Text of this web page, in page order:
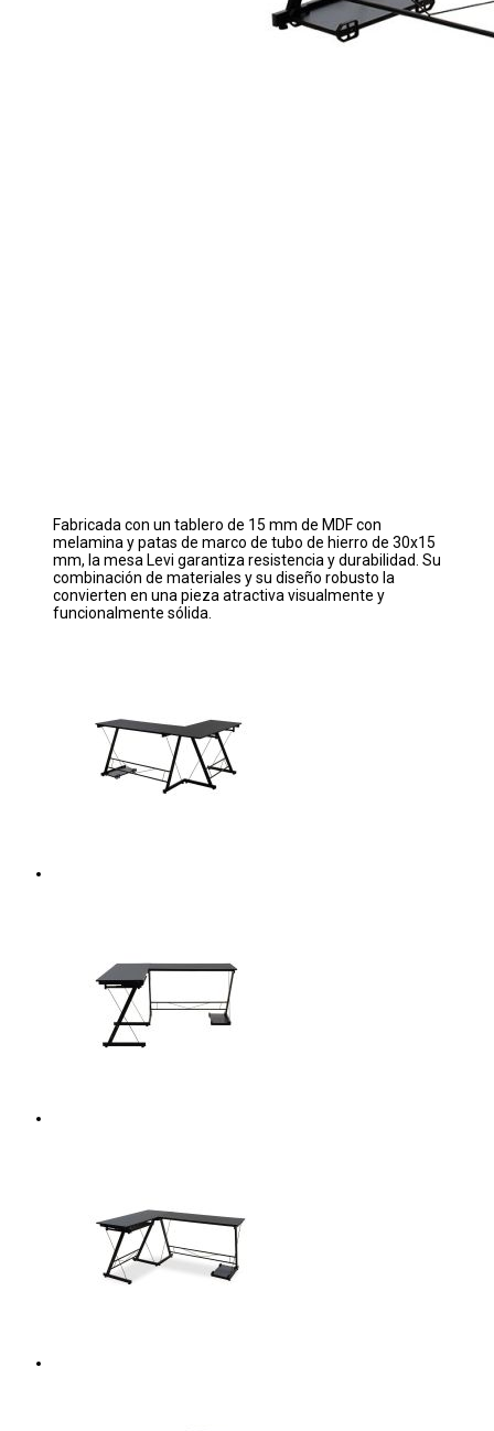
Fabricada con un tablero de 15 mm de MDF con
melamina y patas de marco de tubo de hierro de 30x15
mm, la mesa Levi garantiza resistencia y durabilidad. Su
combinación de materiales y su diseño robusto la
convierten en una pieza atractiva visualmente y
funcionalmente sólida.